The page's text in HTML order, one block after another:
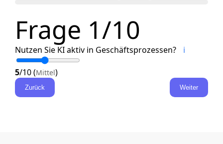
Frage 1/10
Nutzen Sie KI aktiv in Geschäftsprozessen? ℹ️
5/10 (Mittel)
Zurück Weiter